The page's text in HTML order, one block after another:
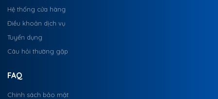
Hệ thống cửa hàng
Điều khoản dịch vụ
Tuyển dụng
Câu hỏi thường gặp
FAQ
Chính sách bảo mật